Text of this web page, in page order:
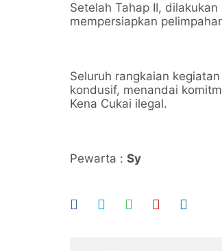
Setelah Tahap II,
mempersiapkan
Seluruh rangkaian
kondusif, menandai
Kena Cukai ilegal.
Pewarta : Sy